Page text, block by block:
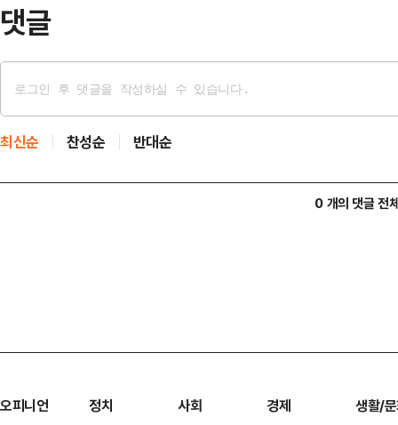
댓글
최신순 찬성순 반대순
0 개의 댓글 전
오피니언 정치 사회 경제 생활/